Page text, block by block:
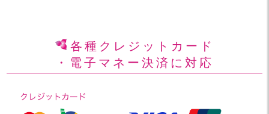
各種クレジットカード
・電子マネー決済に対応